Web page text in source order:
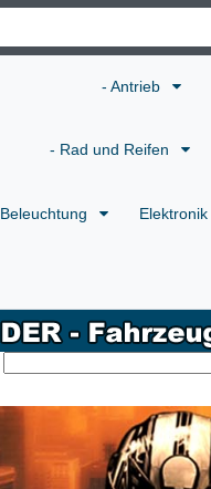
- Antrieb
- Rad und Reifen
Beleuchtung Elektronik